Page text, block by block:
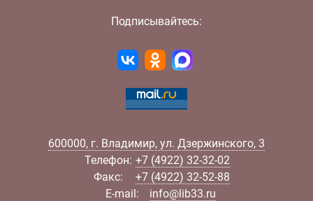
Подписывайтесь:
600000, г. Владимир, ул. Дзержинского, 3
Телефон: +7 (4922) 32-32-02
Факс:
+7 (4922) 32-52-88
E-mail:
info@lib33.ru